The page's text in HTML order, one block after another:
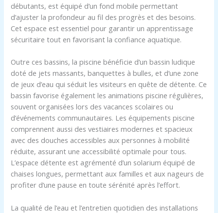
débutants, est équipé d’un fond mobile permettant
d’ajuster la profondeur au fil des progrès et des besoins.
Cet espace est essentiel pour garantir un apprentissage
sécuritaire tout en favorisant la confiance aquatique.
Outre ces bassins, la piscine bénéficie d’un bassin ludique
doté de jets massants, banquettes à bulles, et d’une zone
de jeux d’eau qui séduit les visiteurs en quête de détente. Ce
bassin favorise également les animations piscine régulières,
souvent organisées lors des vacances scolaires ou
d’événements communautaires. Les équipements piscine
comprennent aussi des vestiaires modernes et spacieux
avec des douches accessibles aux personnes à mobilité
réduite, assurant une accessibilité optimale pour tous.
L’espace détente est agrémenté d’un solarium équipé de
chaises longues, permettant aux familles et aux nageurs de
profiter d’une pause en toute sérénité après l’effort.
La qualité de l’eau et l’entretien quotidien des installations